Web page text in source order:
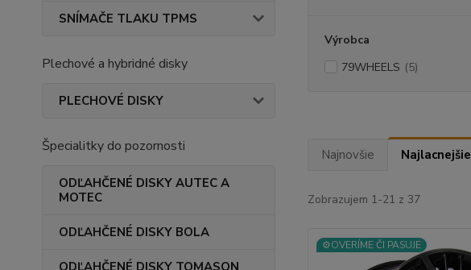
SNÍMAČE TLAKU TPMS
Plechové a hybridné disky
PLECHOVÉ DISKY
Špecialitky do pozornosti
ODĽAHČENÉ DISKY AUTEC A
MOTEC
ODĽAHČENÉ DISKY BOLA
ODĽAHČENÉ DISKY TOMASON
Výrobca
79WHEELS (5)
Najnovšie Najlacnejšie
Zobrazujem 1-21 z 37
⚙️OVERÍME ČI PASUJE